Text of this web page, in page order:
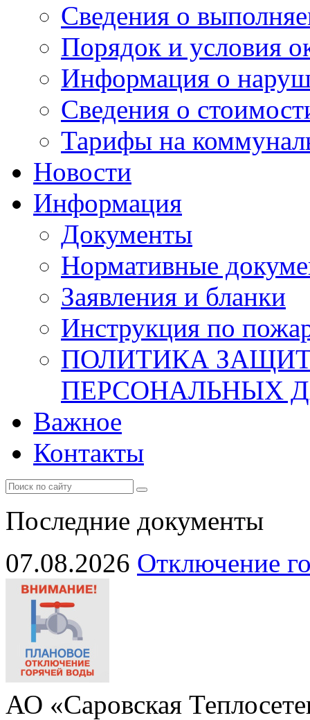
Сведения о
Порядок и условия
Информация о
Сведения о
Тарифы на
Новости
Информация
Документы
Нормативные
Заявления и бланки
Инструкция по
ПОЛИТИКА
ПЕРСОНАЛЬНЫХ
Важное
Контакты
Последние документы
07.08.2026 Отключение
АО «Саровская